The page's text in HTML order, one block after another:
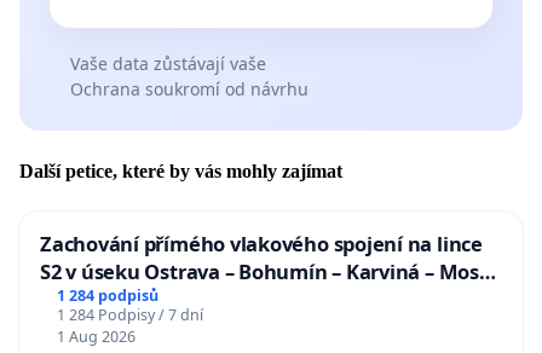
Vaše data zůstávají vaše
Ochrana soukromí od návrhu
Další petice, které by vás mohly zajímat
Zachování přímého vlakového spojení na lince
S2 v úseku Ostrava – Bohumín – Karviná – Mosty
u Jablunkova
1 284 podpisů
1 284 Podpisy / 7 dní
1 Aug 2026